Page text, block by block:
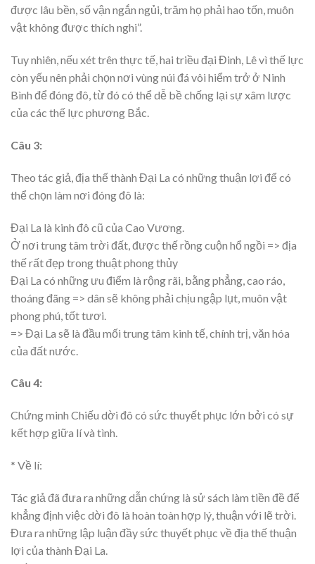
được lâu bền, số vận ngắn ngủi, trăm họ phải hao tốn, muôn
vật không được thích nghi”.
Tuy nhiên, nếu xét trên thực tế, hai triều đại Đinh, Lê vì thế lực
còn yếu nên phải chọn nơi vùng núi đá vôi hiểm trở ở Ninh
Bình để đóng đô, từ đó có thể dễ bề chống lại sự xâm lược
của các thế lực phương Bắc.
Câu 3:
Theo tác giả, địa thế thành Đại La có những thuận lợi để có
thể chọn làm nơi đóng đô là:
Đại La là kinh đô cũ của Cao Vương.
Ở nơi trung tâm trời đất, được thế rồng cuộn hổ ngồi => địa
thế rất đẹp trong thuật phong thủy
Đại La có những ưu điểm là rộng rãi, bằng phẳng, cao ráo,
thoáng đãng => dân sẽ không phải chịu ngập lụt, muôn vật
phong phú, tốt tươi.
=> Đại La sẽ là đầu mối trung tâm kinh tế, chính trị, văn hóa
của đất nước.
Câu 4:
Chứng minh Chiếu dời đô có sức thuyết phục lớn bởi có sự
kết hợp giữa lí và tình.
* Về lí:
Tác giả đã đưa ra những dẫn chứng là sử sách làm tiền đề để
khẳng định việc dời đô là hoàn toàn hợp lý, thuận với lẽ trời.
Đưa ra những lập luận đầy sức thuyết phục về địa thế thuận
lợi của thành Đại La.